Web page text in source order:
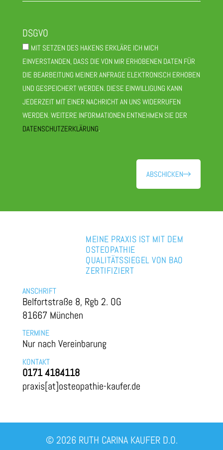
DSGVO
MIT SETZEN DES HAKENS ERKLÄRE ICH MICH
EINVERSTANDEN, DASS DIE VON MIR ERHOBENEN DATEN FÜR
DIE BEARBEITUNG MEINER ANFRAGE ELEKTRONISCH ERHOBEN
UND GESPEICHERT WERDEN. DIESE EINWILLIGUNG KANN
JEDERZEIT MIT EINER NACHRICHT AN UNS WIDERRUFEN
WERDEN. WEITERE INFORMATIONEN ENTNEHMEN SIE DER
DATENSCHUTZERKLÄRUNG.
ABSCHICKEN
MEINE PRAXIS IST MIT DEM
OSTEOPATHIE
QUALITÄTSSIEGEL VON BAO
ZERTIFIZIERT
ANSCHRIFT
Belfortstraße 8, Rgb 2. OG
81667 München
TERMINE
Nur nach Vereinbarung
KONTAKT
0171 4184118
praxis[at]osteopathie-kaufer.de
© 2026 RUTH CARINA KAUFER D.O.